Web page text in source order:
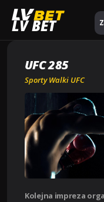
LV BET
Strona główna Sporty
UFC 285
Sporty Walki UFC
Kolejna impreza